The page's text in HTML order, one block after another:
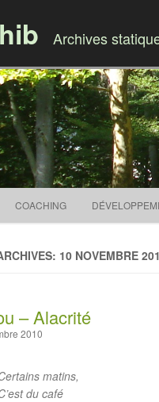
Archives
COACHING
10 NOVEMBRE
– Alacrité
2010
matins,
du café